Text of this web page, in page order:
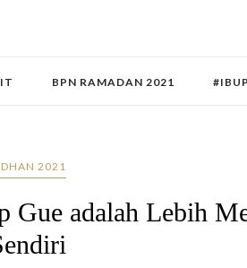
BPN RAMADAN 2021
2021
Gue adalah Lebih